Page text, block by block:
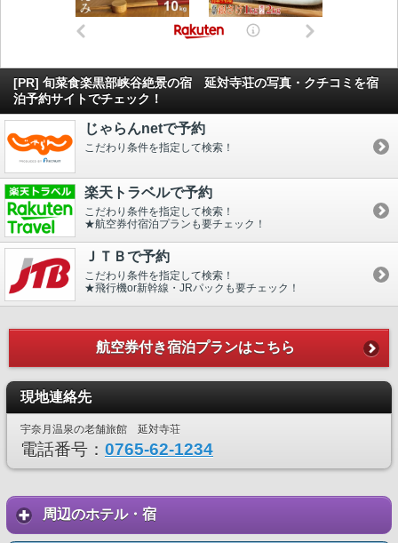
[PR] 旬菜食楽黒部峡谷絶景の宿 延対寺荘の写真・クチコミを宿
泊予約サイトでチェック！
じゃらんnetで予約
こだわり条件を指定して検索！
楽天トラベルで予約
こだわり条件を指定して検索！
★航空券付宿泊プランも要チェック！
ＪＴＢで予約
こだわり条件を指定して検索！
★飛行機or新幹線・JRパックも要チェック！
航空券付き宿泊プランはこちら
現地連絡先
宇奈月温泉の老舗旅館 延対寺荘
電話番号： 0765-62-1234
周辺のホテル・宿